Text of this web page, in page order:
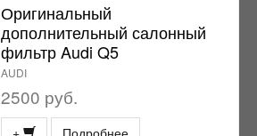
Оригинальный
дополнительный салонный
фильтр Audi Q5
AUDI
2500 руб.
+ Подробнее